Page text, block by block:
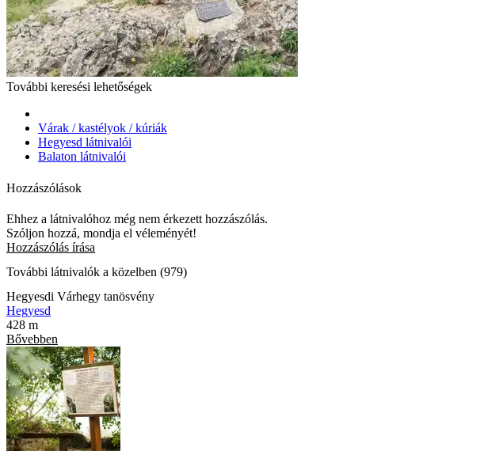
További keresési lehetőségek
Várak / kastélyok / kúriák
Hegyesd látnivalói
Balaton látnivalói
Hozzászólások
Ehhez a látnivalóhoz még nem érkezett hozzászólás.
Szóljon hozzá, mondja el véleményét!
Hozzászólás írása
További látnivalók a közelben (979)
Hegyesdi Várhegy tanösvény
Hegyesd
428 m
Bővebben